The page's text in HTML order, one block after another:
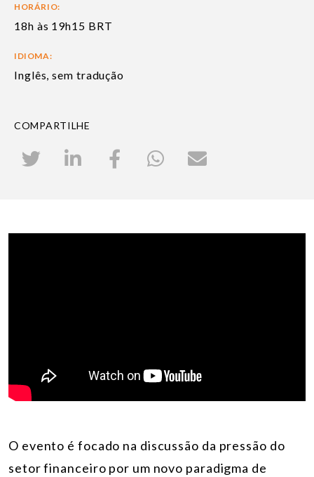
HORÁRIO:
18h às 19h15 BRT
IDIOMA:
Inglês, sem tradução
COMPARTILHE
O evento é focado na discussão da pressão do
setor financeiro por um novo paradigma de